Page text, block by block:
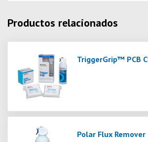
Productos relacionados
TriggerGrip™ PCB
Polar Flux Remover